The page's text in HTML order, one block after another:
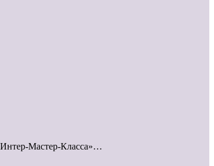
Мастер-Класса»…